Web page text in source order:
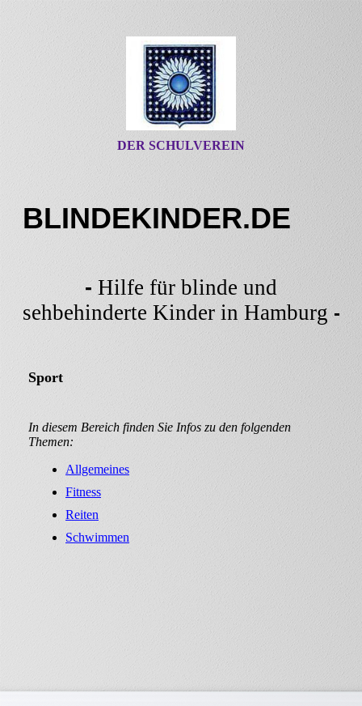
DER SCHULVEREIN
BLINDEKINDER.DE
- Hilfe für blinde und
sehbehinderte Kinder in Hamburg-
Sport
In diesem Bereich finden Sie Infos zu den folgenden
Themen:
Allgemeines
Fitness
Reiten
Schwimmen